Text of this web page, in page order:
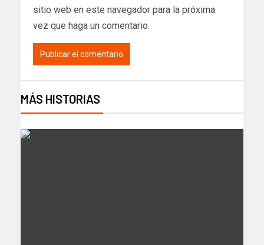
sitio web en este navegador para la próxima
vez que haga un comentario.
MÁS HISTORIAS